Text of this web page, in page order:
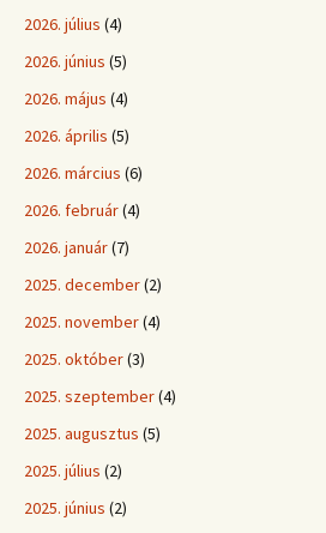
2026. július (4)
2026. június (5)
2026. május (4)
2026. április (5)
2026. március (6)
2026. február(4)
2026. január(7)
2025. december(2)
2025. november(4)
2025. október(3)
2025. szeptember(4)
2025. augusztus (5)
2025. július (2)
2025. június (2)